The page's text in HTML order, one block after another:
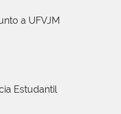
a UFVJM
Estudantil